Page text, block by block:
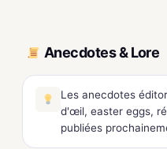
Anecdotes & Lore
Les anecdotes
d'œil, easter eggs,
publiées